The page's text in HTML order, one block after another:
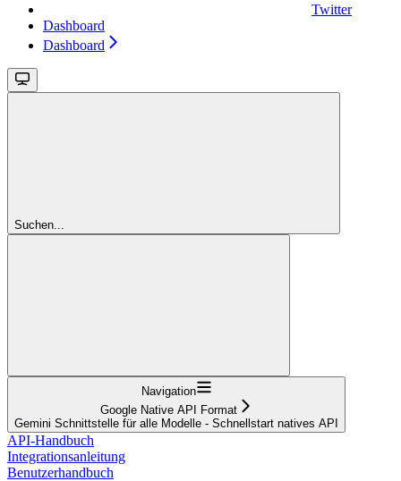
Twitter
Dashboard
Dashboard
Suchen...
Navigation
Google Native API Format
Gemini Schnittstelle für alle Modelle - Schnellstart natives API
API-Handbuch
Integrationsanleitung
Benutzerhandbuch